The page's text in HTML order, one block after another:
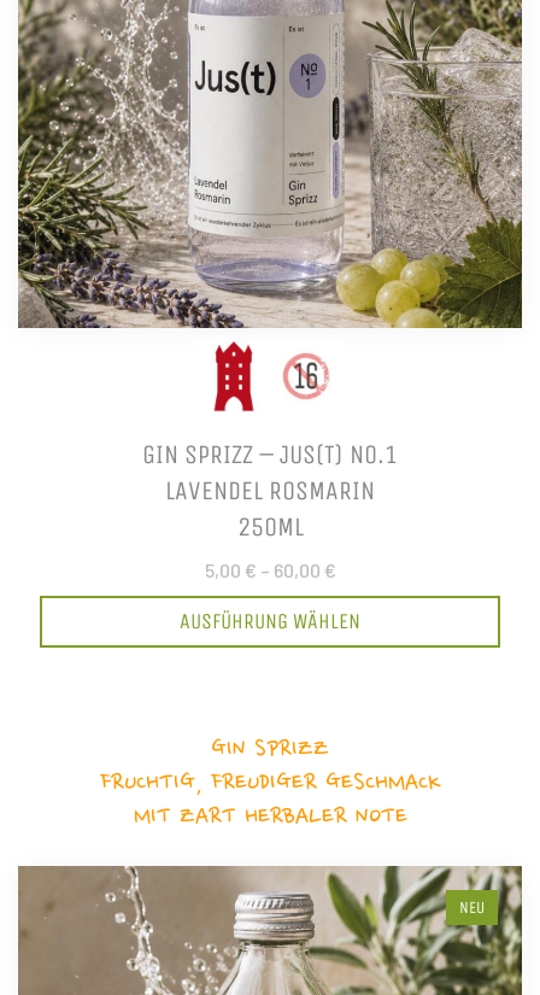
GIN SPRIZZ – JUS(T) NO.1
LAVENDEL ROSMARIN
250ML
5,00 € – 60,00 €
AUSFÜHRUNG WÄHLEN
GIN SPRIZZ
FRUCHTIG, FREUDIGER GESCHMACK
MIT ZART HERBALER NOTE
NEU